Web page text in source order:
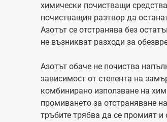
химически почистващи
почистващия разтвор да
Азотът се отстранява без
не възникват разходи за
Азотът обаче не почиства
зависимост от степента на
комбинирано използване на
промиването за отстраняване
тръбите трябва да се промият и